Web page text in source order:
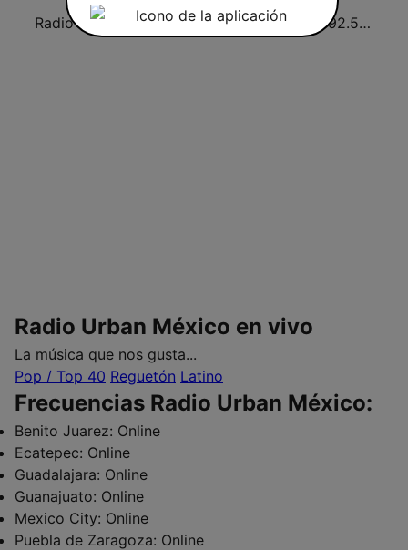
Club Sonidero Amor 92.5 FM
Radio Urban México en vivo
La música que nos gusta...
Pop / Top 40 Reguetón Latino
Frecuencias Radio Urban México:
Benito Juarez: Online
Ecatepec: Online
Guadalajara: Online
Guanajuato: Online
Mexico City: Online
Puebla de Zaragoza: Online